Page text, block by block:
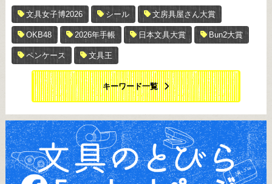
文具女子博2026 シール 文房具屋さん大賞
OKB48 2026年手帳 日本文具大賞 Bun2大賞
ペンケース 文具王
キーワード一覧